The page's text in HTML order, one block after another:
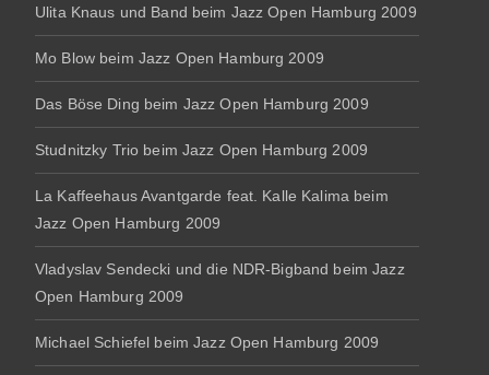
Ulita Knaus und Band beim Jazz Open Hamburg 2009
Mo Blow beim Jazz Open Hamburg 2009
Das Böse Ding beim Jazz Open Hamburg 2009
Studnitzky Trio beim Jazz Open Hamburg 2009
La Kaffeehaus Avantgarde feat. Kalle Kalima beim
Jazz Open Hamburg 2009
Vladyslav Sendecki und die NDR-Bigband beim Jazz
Open Hamburg 2009
Michael Schiefel beim Jazz Open Hamburg 2009